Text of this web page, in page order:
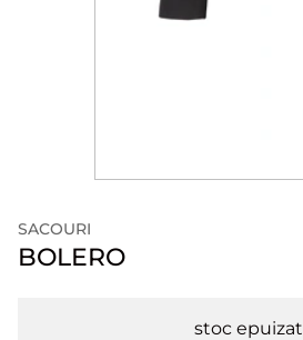
SACOURI
BOLERO
stoc epuizat